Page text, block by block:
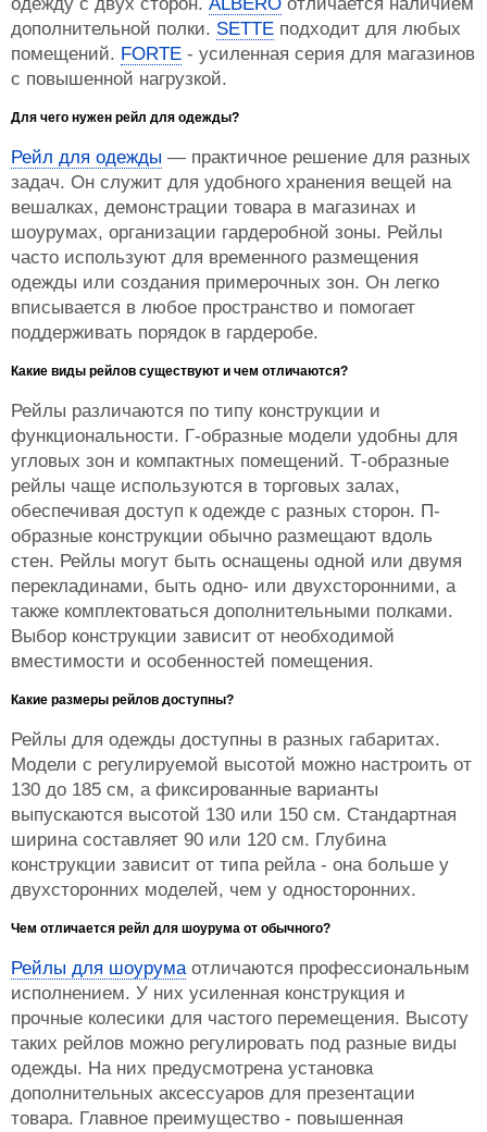
дополнительной полки. SETTE подходит для любых
помещений. FORTE - усиленная серия для магазинов
с повышенной нагрузкой.
Для чего нужен рейл для одежды?
Рейл для одежды — практичное решение для разных
задач. Он служит для удобного хранения вещей на
вешалках, демонстрации товара в магазинах и
шоурумах, организации гардеробной зоны. Рейлы
часто используют для временного размещения
одежды или создания примерочных зон. Он легко
вписывается в любое пространство и помогает
поддерживать порядок в гардеробе.
Какие виды рейлов существуют и чем отличаются?
Рейлы различаются по типу конструкции и
функциональности. Г-образные модели удобны для
угловых зон и компактных помещений. Т-образные
рейлы чаще используются в торговых залах,
обеспечивая доступ к одежде с разных сторон. П-
образные конструкции обычно размещают вдоль
стен. Рейлы могут быть оснащены одной или двумя
перекладинами, быть одно- или двухсторонними, а
также комплектоваться дополнительными полками.
Выбор конструкции зависит от необходимой
вместимости и особенностей помещения.
Какие размеры рейлов доступны?
Рейлы для одежды доступны в разных габаритах.
Модели с регулируемой высотой можно настроить от
130 до 185 см, а фиксированные варианты
выпускаются высотой 130 или 150 см. Стандартная
ширина составляет 90 или 120 см. Глубина
конструкции зависит от типа рейла - она больше у
двухсторонних моделей, чем у односторонних.
Чем отличается рейл для шоурума от обычного?
Рейлы для шоурумаотличаются профессиональным
исполнением. У них усиленная конструкция и
прочные колесики для частого перемещения. Высоту
таких рейлов можно регулировать под разные виды
одежды. На них предусмотрена установка
дополнительных аксессуаров для презентации
товара. Главное преимущество - повышенная